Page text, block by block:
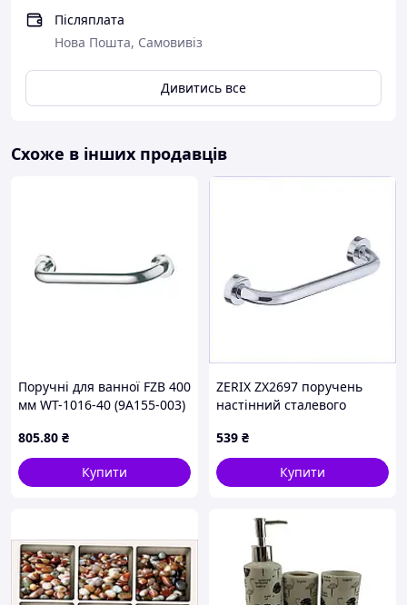
Післяплата
Нова Пошта, Самовивіз
Дивитись все
Схоже в інших продавців
Поручні для ванної FZB 400
мм WT-1016-40 (9A155-003)
805.80 ₴
Купити
ZERIX ZX2697 поручень
настінний сталевого
539 ₴
Купити